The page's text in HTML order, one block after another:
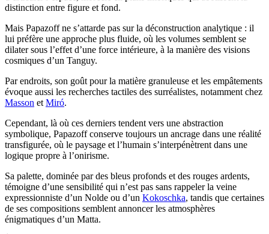
distinction entre figure et fond.
Mais Papazoff ne s’attarde pas sur la déconstruction analytique : il
lui préfère une approche plus fluide, où les volumes semblent se
dilater sous l’effet d’une force intérieure, à la manière des visions
cosmiques d’un Tanguy.
Par endroits, son goût pour la matière granuleuse et les empâtements
évoque aussi les recherches tactiles des surréalistes, notamment chez
Masson et Miró.
Cependant, là où ces derniers tendent vers une abstraction
symbolique, Papazoff conserve toujours un ancrage dans une réalité
transfigurée, où le paysage et l’humain s’interpénètrent dans une
logique propre à l’onirisme.
Sa palette, dominée par des bleus profonds et des rouges ardents,
témoigne d’une sensibilité qui n’est pas sans rappeler la veine
expressionniste d’un Nolde ou d’un Kokoschka, tandis que certaines
de ses compositions semblent annoncer les atmosphères
énigmatiques d’un Matta.